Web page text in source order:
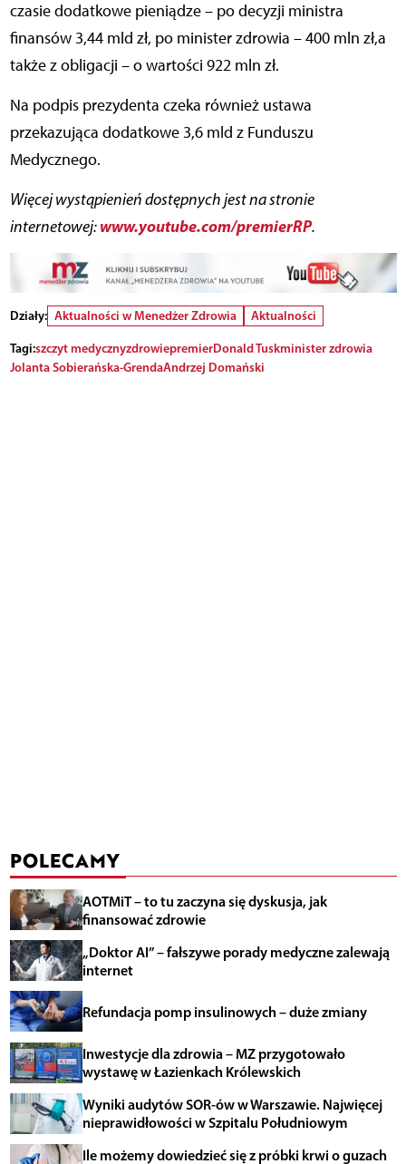
czasie dodatkowe pieniądze – po decyzji ministra
finansów 3,44 mld zł, po minister zdrowia – 400 mln zł,a
także z obligacji – o wartości 922 mln zł.
Na podpis prezydenta czeka również ustawa
przekazująca dodatkowe 3,6 mld z Funduszu
Medycznego.
Więcej wystąpienień dostępnych jest na stronie
internetowej:www.youtube.com/premierRP.
Działy: Aktualności w Menedżer Zdrowia
Aktualności
Tagi:szczyt medycznyzdrowiepremierDonald Tuskminister zdrowia
Jolanta Sobierańska-GrendaAndrzej Domański
POLECAMY
AOTMiT – to tu zaczyna się dyskusja, jak
finansować zdrowie
„Doktor AI” – fałszywe porady medyczne zalewają
internet
Refundacja pomp insulinowych – duże zmiany
Inwestycje dla zdrowia – MZ przygotowało
wystawę w Łazienkach Królewskich
Wyniki audytów SOR-ów w Warszawie. Najwięcej
nieprawidłowości w Szpitalu Południowym
Ile możemy dowiedzieć się z próbki krwi o guzach